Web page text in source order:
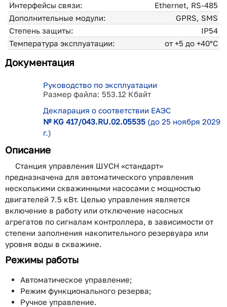
Интерфейсы связи:
Ethernet, RS-485
Дополнительные модули:
GPRS, SMS
Степень защиты:
IP54
Температура эксплуатации:
от +5 до +40°С
Документация
Руководство по эксплуатации
Размер файла: 553.12 Кбайт
Декларация о соответствии ЕАЭС
№ KG 417/043.RU.02.05535 (до 25 ноября 2029
г.)
Описание
Станция управления ШУСН «стандарт»
предназначена для автоматического управления
несколькими скважинными насосами с мощностью
двигателей 7.5 кВт. Целью управления является
включение в работу или отключение насосных
агрегатов по сигналам контроллера, в зависимости от
степени заполнения накопительного резервуара или
уровня воды в скважине.
Режимы работы
Автоматическое управление;
Режим функционального резерва;
Ручное управление.